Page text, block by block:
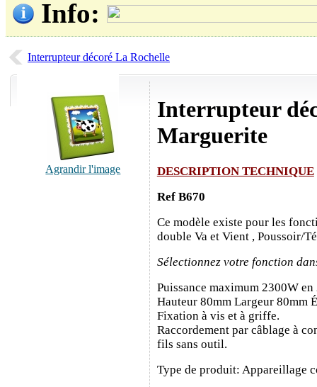
Info:
Interrupteur décoré La Rochelle
Agrandir l'image
Interrupteur
Marguerite
DESCRIPTION TECHNIQUE
Ref B670
Ce modèle existe pour les
double Va et Vient , Poussoir/
Sélectionnez votre fonction
Puissance maximum 2300W
Hauteur 80mm Largeur 80mm
Fixation à vis et à griffe.
Raccordement par câblage à
fils sans outil.
Type de produit: Appareillage